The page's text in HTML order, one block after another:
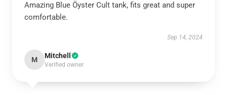
Amazing Blue Öyster Cult tank, fits great and super
comfortable.
Sep 14, 2024
M Mitchell
Verified owner